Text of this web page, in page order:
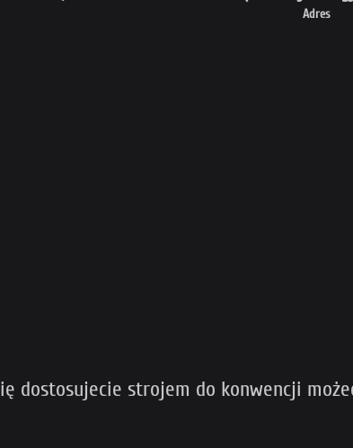
Adres
dostosujecie strojem do konwencji